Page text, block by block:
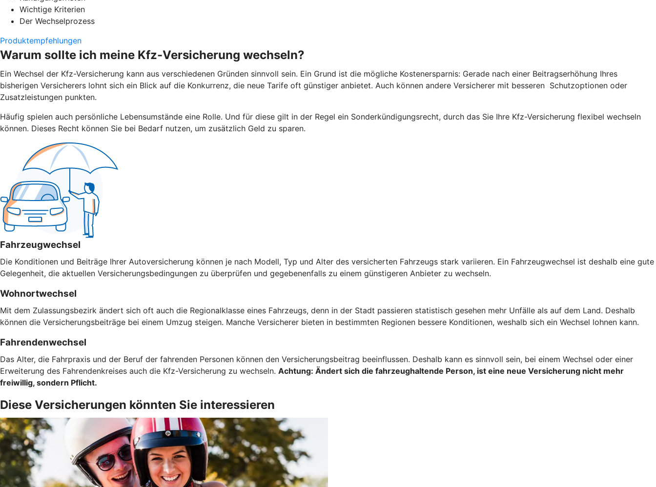
Wichtige Kriterien
Der Wechselprozess
Produktempfehlungen
Warum sollte ich meine Kfz-Versicherung wechseln?
Ein Wechsel der Kfz-Versicherung kann aus verschiedenen Gründen sinnvoll sein. Ein Grund ist die mögliche Kostenersparnis: Gerade nach einer Beitragserhöhung Ihres
bisherigen Versicherers lohnt sich ein Blick auf die Konkurrenz, die neue Tarife oft günstiger anbietet. Auch können andere Versicherer mit besseren Schutzoptionen oder
Zusatzleistungen punkten.
Häufig spielen auch persönliche Lebensumstände eine Rolle. Und für diese gilt in der Regel ein Sonderkündigungsrecht, durch das Sie Ihre Kfz-Versicherung flexibel wechseln
können. Dieses Recht können Sie bei Bedarf nutzen, um zusätzlich Geld zu sparen.
Fahrzeugwechsel
Die Konditionen und Beiträge Ihrer Autoversicherung können je nach Modell, Typ und Alter des versicherten Fahrzeugs stark variieren. Ein Fahrzeugwechsel ist deshalb eine gute
Gelegenheit, die aktuellen Versicherungsbedingungen zu überprüfen und gegebenenfalls zu einem günstigeren Anbieter zu wechseln.
Wohnortwechsel
Mit dem Zulassungsbezirk ändert sich oft auch die Regionalklasse eines Fahrzeugs, denn in der Stadt passieren statistisch gesehen mehr Unfälle als auf dem Land. Deshalb
können die Versicherungsbeiträge bei einem Umzug steigen. Manche Versicherer bieten in bestimmten Regionen bessere Konditionen, weshalb sich ein Wechsel lohnen kann.
Fahrendenwechsel
Das Alter, die Fahrpraxis und der Beruf der fahrenden Personen können den Versicherungsbeitrag beeinflussen. Deshalb kann es sinnvoll sein, bei einem Wechsel oder einer
Erweiterung des Fahrendenkreises auch die Kfz-Versicherung zu wechseln. Achtung: Ändert sich die fahrzeughaltende Person, ist eine neue Versicherung nicht mehr
freiwillig, sondern Pflicht.
Diese Versicherungen könnten Sie interessieren